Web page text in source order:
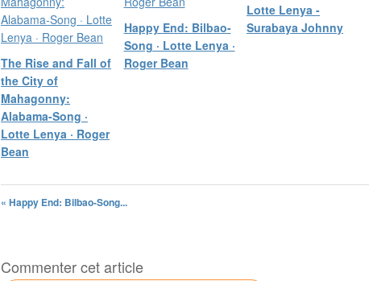
The Rise and Fall of
the City of
Mahagonny:
Alabama-Song ·
Lotte Lenya · Roger
Bean
Happy End: Bilbao-
Song · Lotte Lenya ·
Roger Bean
Lotte Lenya -
Surabaya Johnny
« Happy End: Bilbao-Song...
Commenter cet article